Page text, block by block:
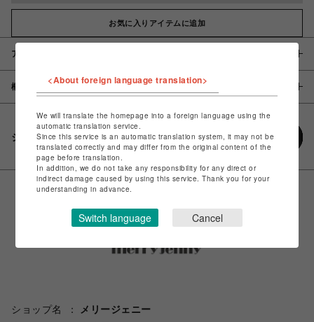
お気に入りアイテムに追加
アイテム説明 / 素材
概要
シェアする
ショップ名
メリージェニー
<About foreign language translation>
We will translate the homepage into a foreign language using the
automatic translation service.
Since this service is an automatic translation system, it may not be
translated correctly and may differ from the original content of the
page before translation.
In addition, we do not take any responsibility for any direct or
indirect damage caused by using this service. Thank you for your
understanding in advance.
Switch language Cancel